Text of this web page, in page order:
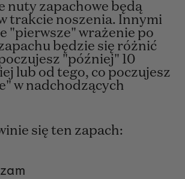
nuty zapachowe będą
trakcie noszenia. Innymi
"pierwsze" wrażenie po
będzie się różnić
"później" 10
lub od tego, co poczujesz
w nadchodzących
się ten zapach: